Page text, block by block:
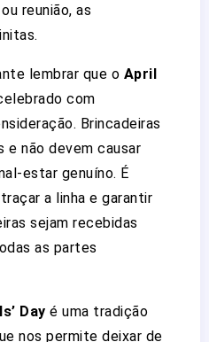
reunião, as
lembrar que o April
com
Brincadeiras
e não devem causar
estar genuíno. É
a linha e garantir
sejam recebidas
as partes
Day é uma tradição
nos permite deixar de